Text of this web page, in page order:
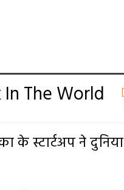
In The World
के स्टार्टअप ने दुनिया